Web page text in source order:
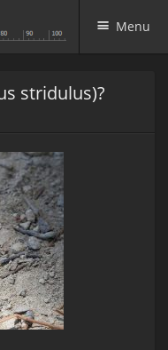
Menu
stridulus)?